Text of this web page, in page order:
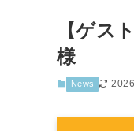
【ゲス
様
News